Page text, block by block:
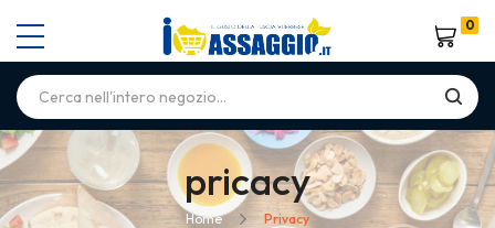
Carrello
0
pricacy
Home Privacy